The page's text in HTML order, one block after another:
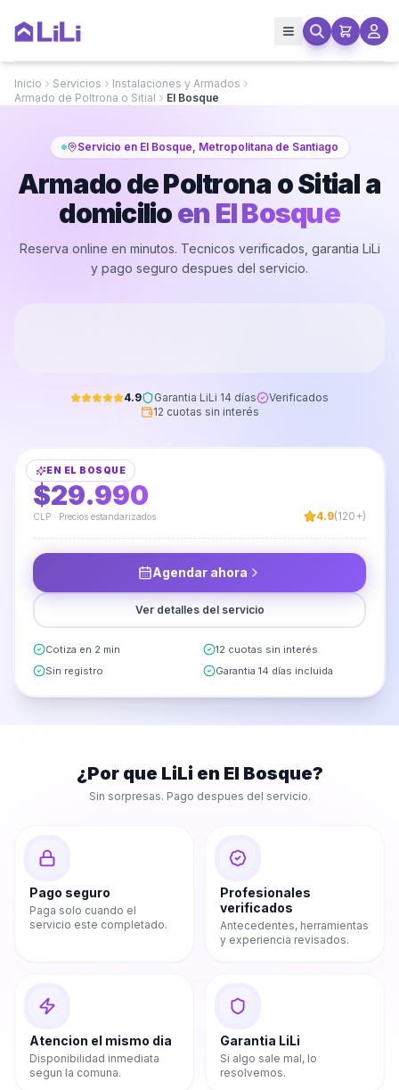
Inicio Servicios
Instalaciones y Armados
Armado de Poltrona o Sitial
El Bosque
Servicio en El Bosque, Metropolitana de Santiago
Armado de Poltrona o Sitial a
domicilioen El Bosque
Reserva online en minutos. Tecnicos verificados, garantia LiLi
y pago seguro despues del servicio.
4.9 Garantia LiLi 14 días
Verificados
12 cuotas sin interés
EN EL BOSQUE
DESDE
$29.990
CLP · Precios estandarizados 4.9(120+)
Agendar ahora
Ver detalles del servicio
Cotiza en 2 min
12 cuotas sin interés
Sin registro
Garantia 14 días incluida
¿Por que LiLi en El Bosque?
Sin sorpresas. Pago despues del servicio.
Pago seguro
Paga solo cuando el
servicio este completado.
Profesionales
verificados
Antecedentes, herramientas
y experiencia revisados.
Atencion el mismo dia
Disponibilidad inmediata
segun la comuna.
Garantia LiLi
Si algo sale mal, lo
resolvemos.